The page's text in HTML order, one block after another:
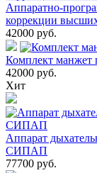
Аппаратно-
коррекции
42000 руб.
Комплект манжет
42000 руб.
Хит
Аппарат
СИПАП
77700 руб.